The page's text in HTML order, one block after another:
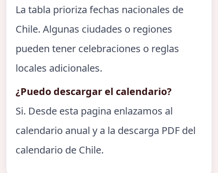
La tabla prioriza fechas nacionales de
Chile. Algunas ciudades o regiones
pueden tener celebraciones o reglas
locales adicionales.
¿Puedo descargar el calendario?
Si. Desde esta pagina enlazamos al
calendario anual y a la descarga PDF del
calendario de Chile.